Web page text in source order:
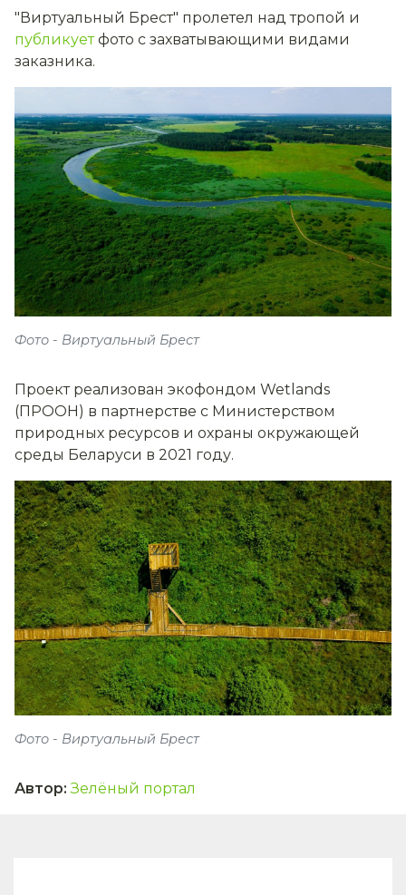
"Виртуальный Брест" пролетел над тропой и
публикуетфото с захватывающими видами
заказника.
Фото - Виртуальный Брест
Проект реализован экофондом Wetlands
(ПРООН) в партнерстве с Министерством
природных ресурсов и охраны окружающей
среды Беларуси в 2021 году.
Фото - Виртуальный Брест
Автор: Зелёный портал